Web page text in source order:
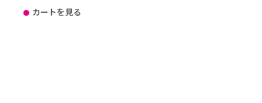
カートを見る